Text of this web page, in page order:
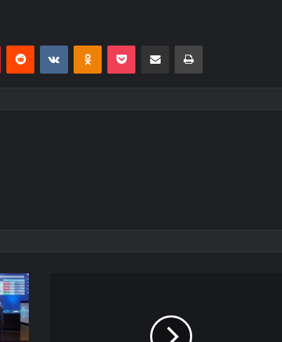
PinterestReddit VKontakteOdnoklassniki
Pocket E-Posta ile paylaş Yazdır